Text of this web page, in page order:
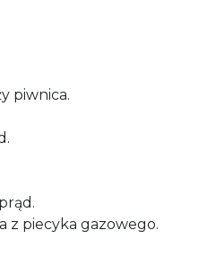
piwnica.
z piecyka gazowego.